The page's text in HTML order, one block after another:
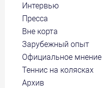
Интервью
Пресса
Вне корта
Зарубежный опыт
Официальное мнение
Теннис на колясках
Архив